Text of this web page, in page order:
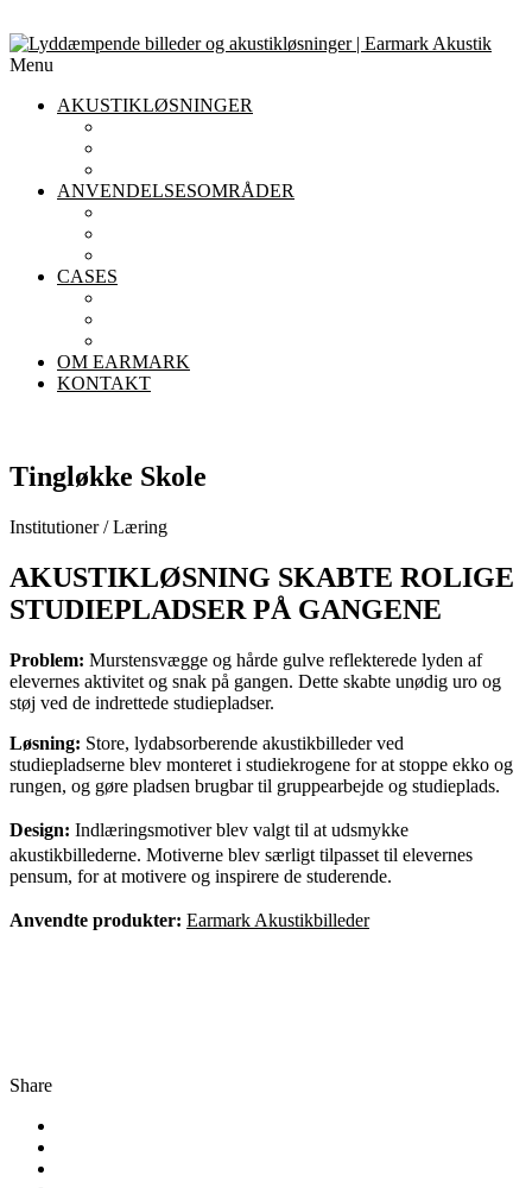
Menu
AKUSTIKLØSNINGER
ANVENDELSESOMRÅDER
CASES
OM EARMARK
KONTAKT
Tingløkke Skole
Institutioner / Læring
AKUSTIKLØSNING SKABTE ROLIGE
STUDIEPLADSER PÅ GANGENE
Problem: Murstensvægge og hårde gulve reflekterede lyden af
elevernes aktivitet og snak på gangen. Dette skabte unødig uro og
støj ved de indrettede studiepladser.
Løsning: Store, lydabsorberende akustikbilleder ved
studiepladserne blev monteret i studiekrogene for at stoppe ekko og
rungen, og gøre pladsen brugbar til gruppearbejde og studieplads.
Design: Indlæringsmotiver blev valgt til at udsmykke
akustikbillederne. Motiverne blev særligt tilpasset til elevernes
pensum, for at motivere og inspirere de studerende.
Anvendte produkter: Earmark Akustikbilleder
Share